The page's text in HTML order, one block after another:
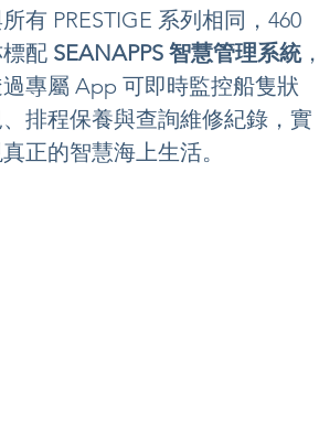
有 PRESTIGE 系列相同，460
配 SEANAPPS 智慧管理系統，
專屬 App 可即時監控船隻狀
排程保養與查詢維修紀錄，實
正的智慧海上生活。